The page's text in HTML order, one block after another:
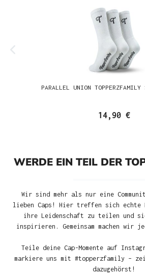
PARALLEL UNION
14,90 €
WERDE EIN TEIL DER
Wir sind mehr als nur eine
lieben Caps! Hier treffen sich echte
ihre Leidenschaft zu teilen und
inspirieren. Gemeinsam machen wir
Teile deine Cap-Momente auf
markiere uns mit #topperzfamily –
dazugehörst!